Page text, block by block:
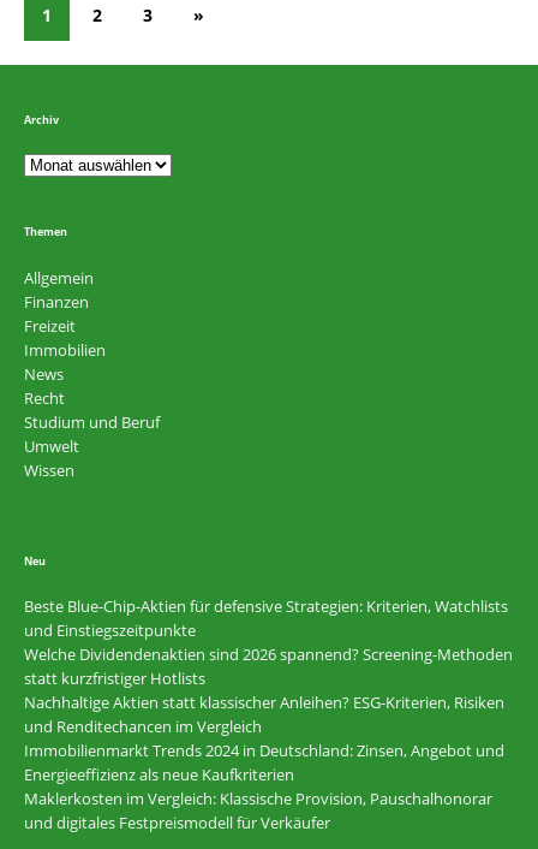
1 2 3 »
Archiv
Themen
Allgemein
Finanzen
Freizeit
Immobilien
News
Recht
Studium und Beruf
Umwelt
Wissen
Neu
Beste Blue-Chip-Aktien für defensive Strategien: Kriterien, Watchlists
und Einstiegszeitpunkte
Welche Dividendenaktien sind 2026 spannend? Screening-Methoden
statt kurzfristiger Hotlists
Nachhaltige Aktien statt klassischer Anleihen? ESG-Kriterien, Risiken
und Renditechancen im Vergleich
Immobilienmarkt Trends 2024 in Deutschland: Zinsen, Angebot und
Energieeffizienz als neue Kaufkriterien
Maklerkosten im Vergleich: Klassische Provision, Pauschalhonorar
und digitales Festpreismodell für Verkäufer